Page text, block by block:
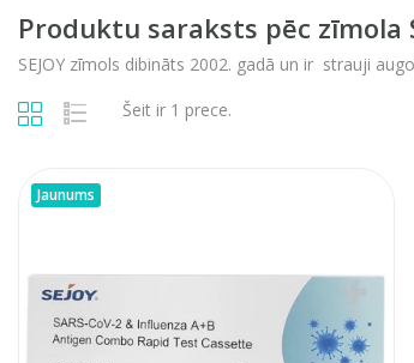
Produktu saraksts pēc zīmola
SEJOY zīmols dibināts 2002. gadā un ir strauji
Šeit ir 1 prece.
Jaunums